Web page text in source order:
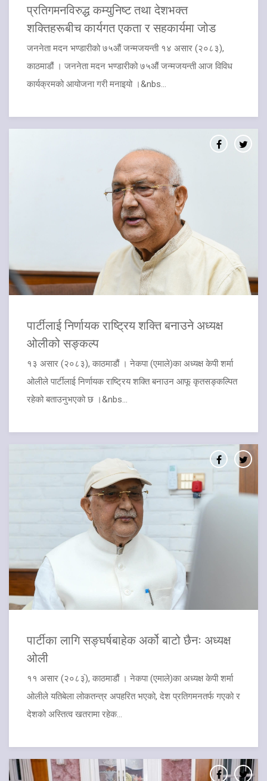
प्रतिगमनविरुद्ध कम्युनिष्ट तथा देशभक्त
शक्तिहरूबीच कार्यगत एकता र सहकार्यमा जोड
जननेता मदन भण्डारीको ७५औं जन्मजयन्ती १४ असार (२०८३),
काठमाडौं । जननेता मदन भण्डारीको ७५औं जन्मजयन्ती आज विविध
कार्यक्रमको आयोजना गरी मनाइयो ।&nbs...
पार्टीलाई निर्णायक राष्ट्रिय शक्ति बनाउने अध्यक्ष
ओलीको सङ्कल्प
१३ असार (२०८३), काठमाडौं । नेकपा (एमाले)का अध्यक्ष केपी शर्मा
ओलीले पार्टीलाई निर्णायक राष्ट्रिय शक्ति बनाउन आफू कृतसङ्कल्पित
रहेको बताउनुभएको छ ।&nbs...
पार्टीका लागि सङ्घर्षबाहेक अर्को बाटो छैनः अध्यक्ष
ओली
११ असार (२०८३ं), काठमाडौं । नेकपा (एमाले)का अध्यक्ष केपी शर्मा
ओलीले यतिबेला लोकतन्त्र अपहरित भएको, देश प्रतिगमनतर्फ गएको र
देशको अस्तित्व खतरामा रहेक...